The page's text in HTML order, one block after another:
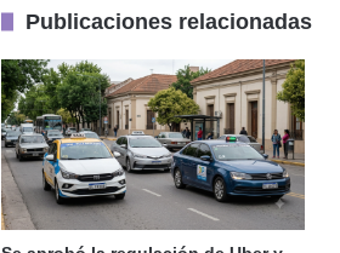
28 julio, 2026
28 julio, 2026
Publicaciones relacionadas